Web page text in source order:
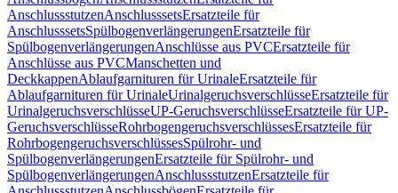
AnschlussstutzenAnschlusssetsErsatzteile für
AnschlusssetsSpülbogenverlängerungenErsatzteile für
SpülbogenverlängerungenAnschlüsse aus PVCErsatzteile für
Anschlüsse aus PVCManschetten und
DeckkappenAblaufgarnituren für UrinaleErsatzteile für
Ablaufgarnituren für UrinaleUrinalgeruchsverschlüsseErsatzteile für
UrinalgeruchsverschlüsseUP-GeruchsverschlüsseErsatzteile für UP-
GeruchsverschlüsseRohrbogengeruchsverschlüssesErsatzteile für
RohrbogengeruchsverschlüssesSpülrohr- und
SpülbogenverlängerungenErsatzteile für Spülrohr- und
SpülbogenverlängerungenAnschlussstutzenErsatzteile für